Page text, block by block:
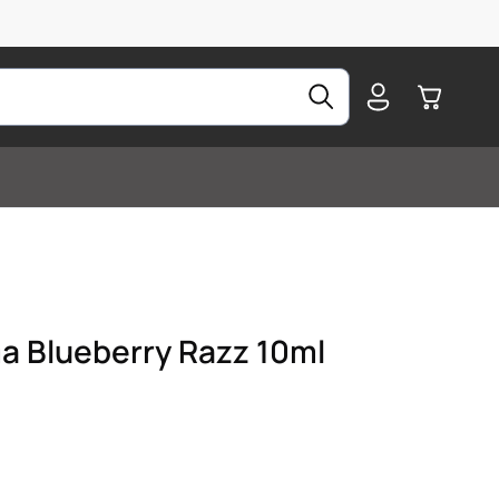
Blueberry Razz 10ml